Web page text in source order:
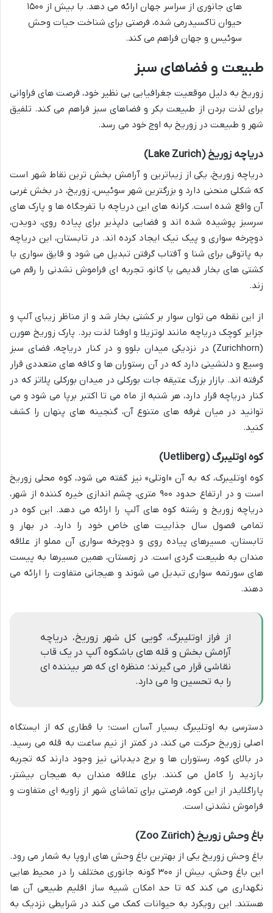
های جانوری از سراسر جهان ارائه می دهد. با بیش از ۱۵۰۰
حیوان تاکسیدرمی شده، فرصتی برای شناخت حیات وحش
سوئیس و جهان فراهم می کند.
طبیعت و فضاهای سبز
زوریخ به دلیل موقعیت جغرافیایی بی نظیر خود، فرصت های فراوانی
برای لذت بردن از طبیعت بکر و فضاهای سبز فراهم می کند. تلفیق
شهر و طبیعت در زوریخ به اوج خود می رسد.
دریاچه زوریخ (Lake Zurich)
دریاچه زوریخ، یکی از زیباترین و آرامش بخش ترین نقاط شهر است
که شکلی منحنی دارد و بزرگترین شهر سوئیس، زوریخ، در بخش غربی
آن واقع شده است. کرانه های این دریاچه با تفرجگاه ها و پارک های
سرسبز پوشیده شده اند و فضایی دلپذیر برای پیاده روی، دویدن،
دوچرخه سواری و پیک نیک ایجاد کرده اند. در تابستان، این دریاچه
به پاتوقی برای شنا و آفتاب گرفتن تبدیل می شود و قایق سواری با
کشتی های بخار قدیمی یا کانو، تجربه ای فراموش نشدنی را رقم می
زند.
از این نقطه می توان سوار بر کشتی بخار شد و از مناظر زیبای آلپ و
جزایر کوچک دریاچه مانند لوتزیلا و اوفنا لذت برد. پارک زوریخ هورن
(Zurichhorn) در نزدیکی میدان بلوو و در کنار دریاچه، فضای سبز
وسیع و دلنشینی دارد که در آن رستوران ها و کافه های متعددی قرار
گرفته اند. بازار بزرگ عتیقه جات بورکلی در میدان بورکلی پلاتز که در
کنار دریاچه قرار دارد، هر شنبه از ماه می تا اکتبر برپا می شود و می
توانید در میان غرفه های متنوع آن، گنجینه های پنهان را کشف
کنید.
کوه اوتلیبرگ (Uetliberg)
کوه اوتلیبرگ، که به آن «اوتلی» نیز گفته می شود، کوه محلی زوریخ
است و در ارتفاع حدود ۹۰۰ متری، چشم اندازی خیره کننده از شهر،
دریاچه زوریخ و رشته کوه های آلپ را ارائه می دهد. این کوه در
تمامی فصول سال جذابیت های خاص خود را دارد. در بهار و
تابستان، مسیرهای پیاده روی و دوچرخه سواری آن مملو از علاقه
مندان به طبیعت گردی است. در زمستان، همین مسیرها به پیست
های سورتمه سواری تبدیل می شوند و هیجانی متفاوت را ارائه می
دهند.
از فراز اوتلیبرگ، گویی کل شهر زوریخ، دریاچه
آرامش بخش و قله های باشکوه آلپ در یک قاب
نقاشی قرار می گیرند؛ منظره ای که هر بیننده ای
را به تحسین وا می دارد.
دسترسی به اوتلیبرگ بسیار آسان است؛ با قطاری که از ایستگاه
اصلی زوریخ حرکت می کند، در کمتر از نیم ساعت به قله می رسید.
در بالای کوه، رستوران ها و برج دیدبانی نیز وجود دارند که تجربه
بازدید را کامل می کنند. برای علاقه مندان به هیجان بیشتر،
پاراگلایدر از این کوه، فرصتی برای تماشای شهر از زاویه ای متفاوت و
فراموش نشدنی است.
باغ وحش زوریخ (Zoo Zürich)
باغ وحش زوریخ یکی از بهترین باغ وحش های اروپا به شمار می رود.
این باغ وحش، بیش از ۳۰۰ گونه جانوری مختلف را در محیط هایی
نگهداری می کند که تا حد امکان شبیه ساز اقلیم طبیعی آن ها
هستند. این رویکرد به حیوانات کمک می کند در شرایطی نزدیک به